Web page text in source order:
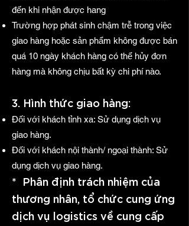
đến khi nhận được hang
Trường hợp phát sinh chậm trễ trong việc
giao hàng hoặc sản phẩm không được bán
quá 10 ngày khách hàng có thể hủy đơn
hàng mà không chịu bất kỳ chi phí nào.
3. Hình thức giao hàng:
Đối với khách tỉnh xa: Sử dụng dịch vụ
giao hàng.
Đối với khách nội thành/ ngoại thành: Sử
dụng dịch vụ giao hàng.
* Phân định trách nhiệm của
thương nhân, tổ chức cung ứng
dịch vụ logistics về cung cấp